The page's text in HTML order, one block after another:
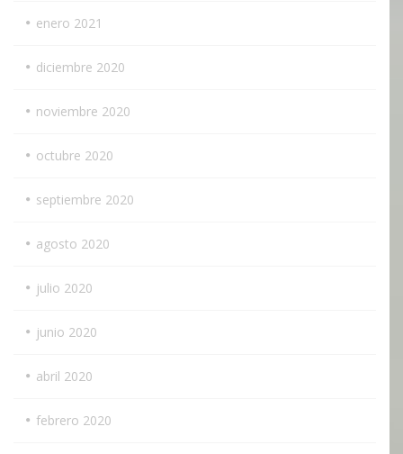
enero 2021
diciembre 2020
noviembre 2020
octubre 2020
septiembre 2020
agosto 2020
julio 2020
junio 2020
abril 2020
febrero 2020